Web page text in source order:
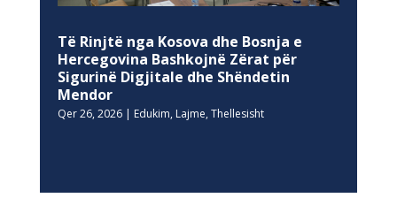
Të Rinjtë nga Kosova dhe Bosnja e
Hercegovina Bashkojnë Zërat për
Sigurinë Digjitale dhe Shëndetin
Mendor
Qer 26, 2026| Edukim, Lajme, Thellesisht